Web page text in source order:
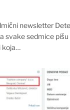
newsletter
svake sedmice
koja…